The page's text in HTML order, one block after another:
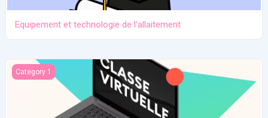
Equipement et technologie de l'allaitement
Ma classe virtuelle vers les 100h
Category 1